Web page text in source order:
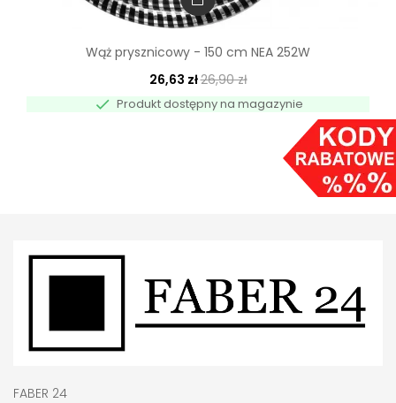
Wąż prysznicowy - 150 cm NEA 252W
26,63 zł26,90 zł
 Produkt dostępny na magazynie
FABER 24